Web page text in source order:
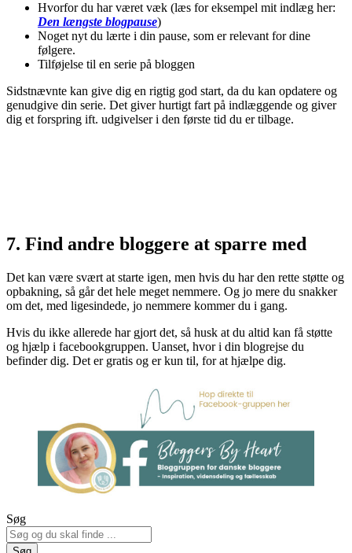
Hvorfor du har været væk (læs for eksempel mit indlæg her:
Den længste blogpause)
Noget nyt du lærte i din pause, som er relevant for dine
følgere.
Tilføjelse til en serie på bloggen
Sidstnævnte kan give dig en rigtig god start, da du kan opdatere og
genudgive din serie. Det giver hurtigt fart på indlæggende og giver
dig et forspring ift. udgivelser i den første tid du er tilbage.
7. Find andre bloggere at sparre med
Det kan være svært at starte igen, men hvis du har den rette støtte og
opbakning, så går det hele meget nemmere. Og jo mere du snakker
om det, med ligesindede, jo nemmere kommer du i gang.
Hvis du ikke allerede har gjort det, så husk at du altid kan få støtte
og hjælp i facebookgruppen. Uanset, hvor i din blogrejse du
befinder dig. Det er gratis og er kun til, for at hjælpe dig.
Søg